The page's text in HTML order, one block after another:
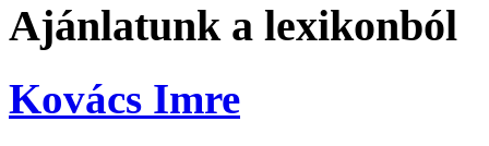
Ajánlatunk a lexikonból
Kovács Imre